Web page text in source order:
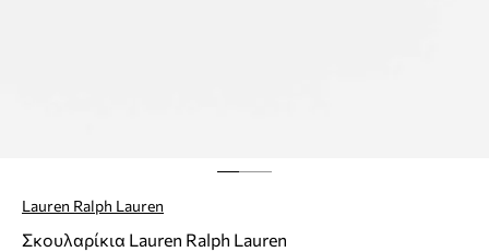
Lauren Ralph Lauren
Σκουλαρίκια Lauren Ralph Lauren